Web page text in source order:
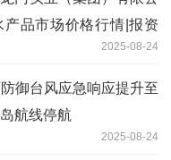
产品市场价格行情|报资
2025-08-24
御台风应急响应提升至
航线停航
2025-08-24